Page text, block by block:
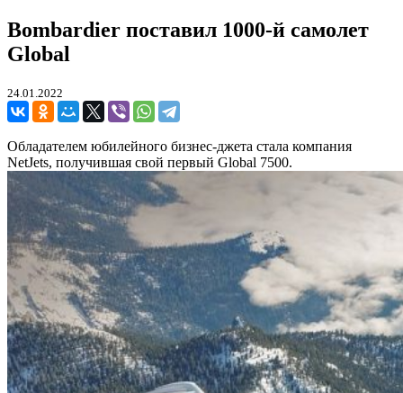
Bombardier поставил 1000-й самолет
Global
24.01.2022
Обладателем юбилейного бизнес-джета стала компания
NetJets, получившая свой первый Global 7500.